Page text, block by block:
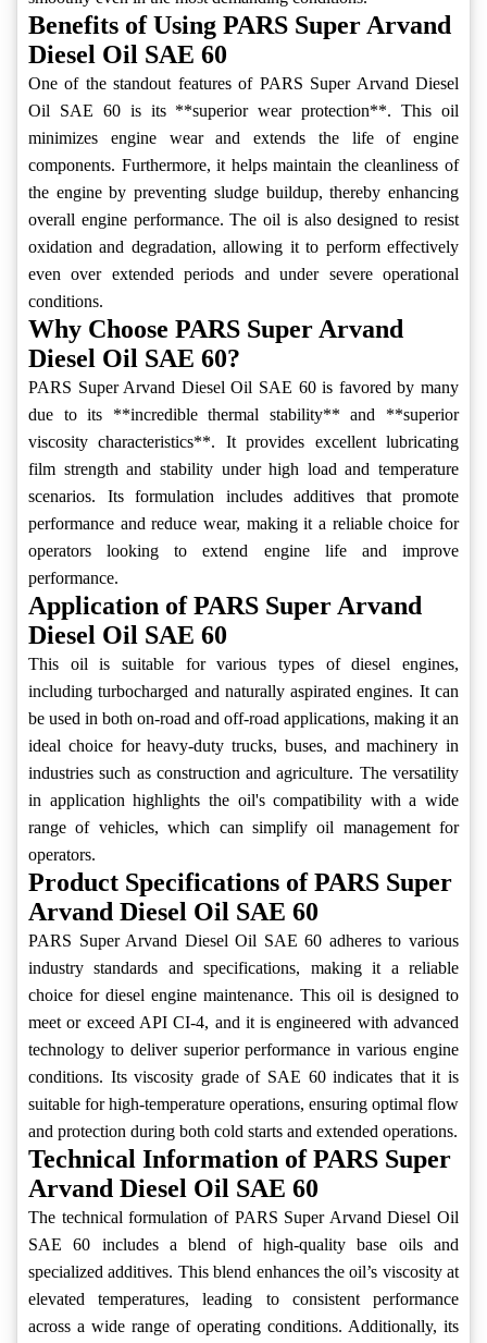
Benefits of Using PARS Super Arvand
Diesel Oil SAE 60
One of the standout features of PARS Super Arvand Diesel
Oil SAE 60 is its **superior wear protection**. This oil
minimizes engine wear and extends the life of engine
components. Furthermore, it helps maintain the cleanliness of
the engine by preventing sludge buildup, thereby enhancing
overall engine performance. The oil is also designed to resist
oxidation and degradation, allowing it to perform effectively
even over extended periods and under severe operational
conditions.
Why Choose PARS Super Arvand
Diesel Oil SAE 60?
PARS Super Arvand Diesel Oil SAE 60 is favored by many
due to its **incredible thermal stability** and **superior
viscosity characteristics**. It provides excellent lubricating
film strength and stability under high load and temperature
scenarios. Its formulation includes additives that promote
performance and reduce wear, making it a reliable choice for
operators looking to extend engine life and improve
performance.
Application of PARS Super Arvand
Diesel Oil SAE 60
This oil is suitable for various types of diesel engines,
including turbocharged and naturally aspirated engines. It can
be used in both on-road and off-road applications, making it an
ideal choice for heavy-duty trucks, buses, and machinery in
industries such as construction and agriculture. The versatility
in application highlights the oil's compatibility with a wide
range of vehicles, which can simplify oil management for
operators.
Product Specifications of PARS Super
Arvand Diesel Oil SAE 60
PARS Super Arvand Diesel Oil SAE 60 adheres to various
industry standards and specifications, making it a reliable
choice for diesel engine maintenance. This oil is designed to
meet or exceed API CI-4, and it is engineered with advanced
technology to deliver superior performance in various engine
conditions. Its viscosity grade of SAE 60 indicates that it is
suitable for high-temperature operations, ensuring optimal flow
and protection during both cold starts and extended operations.
Technical Information of PARS Super
Arvand Diesel Oil SAE 60
The technical formulation of PARS Super Arvand Diesel Oil
SAE 60 includes a blend of high-quality base oils and
specialized additives. This blend enhances the oil’s viscosity at
elevated temperatures, leading to consistent performance
across a wide range of operating conditions. Additionally, its